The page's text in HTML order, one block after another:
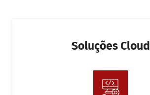
Soluções Cloud